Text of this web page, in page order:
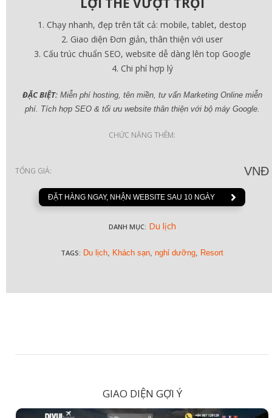
Chạy nhanh, đẹp trên tất cả: mobile, tablet, destop
Giao diện Đơn giản, thân thiện với user
Cấu trúc chuẩn SEO, website dễ dàng lên top Google
Chi phí hợp lý
ĐẶC BIỆT:Miễn phí hosting, tên miền, tư vấn Marketing Online miễn
phí. Tích hợp SEO & tối ưu website thân thiện với bộ máy Google.
CHỨC NĂNG THÊM:
TỔNG GIÁ: VNĐ
ĐẶT HÀNG NGAY, NHẬN WEBSITE SAU 10 NGÀY
DANH MỤC: Du lịch
TAGS: Du lịch Khách sạn nghỉ dưỡng Resort
GIAO DIỆN GỢI Ý